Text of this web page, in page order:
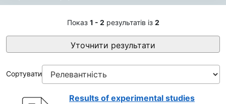
Показ 1 - 2 результатів із 2
Уточнити результати
Сортувати
Results of experimental studies